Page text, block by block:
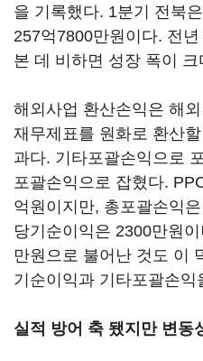
을 기록했다. 1분기 전북
257억7800만원이다. 전
본 데 비하면 성장 폭이 크
해외사업 환산손익은 해
재무제표를 원화로 환산
과다. 기타포괄손익으로
포괄손익으로 잡혔다.
억원이지만, 총포괄손익
당기순이익은 2300만원
만원으로 불어난 것도 이
기순이익과 기타포괄손
실적 방어 축 됐지만 변동